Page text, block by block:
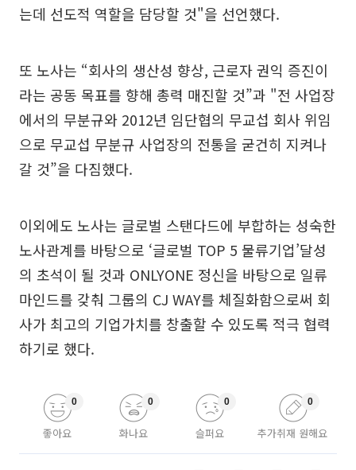
는데 선도적 역할을 담당할 것"을 선언했다.
또 노사는 “회사의 생산성 향상, 근로자 권익 증진이
라는 공동 목표를 향해 총력 매진할 것”과 "전 사업장
에서의 무분규와 2012년 임단협의 무교섭 회사 위임
으로 무교섭 무분규 사업장의 전통을 굳건히 지켜나
갈 것”을 다짐했다.
이외에도 노사는 글로벌 스탠다드에 부합하는 성숙한
노사관계를 바탕으로 ‘글로벌 TOP 5 물류기업’달성
의 초석이 될 것과 ONLYONE 정신을 바탕으로 일류
마인드를 갖춰 그룹의 CJ WAY를 체질화함으로써 회
사가 최고의 기업가치를 창출할 수 있도록 적극 협력
하기로 했다.
좋아요
0
화나요
0
슬퍼요
0
추가취재 원해요
0